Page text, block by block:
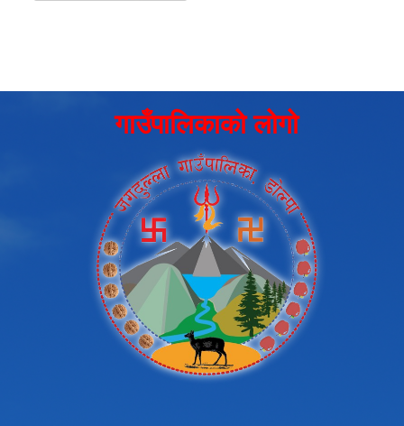
गाउँपालिकाको लोगो